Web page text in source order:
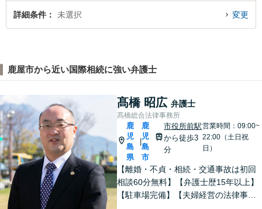
詳細条件 未選択 変更
鹿屋市から近い国際相続に強い弁護士
髙橋 昭広 弁護士
髙橋総合法律事務所
鹿
児
島
県
鹿
児
島
市
市役所前駅
から徒歩3
分
営業時間：09:00~
22:00（土日祝
日）
【離婚・不貞・相続・交通事故は初回
相談60分無料】【弁護士歴15年以上】
【駐車場完備】【夫婦経営の法律事務